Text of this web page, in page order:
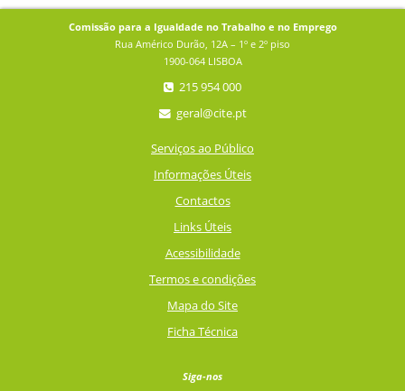
Comissão para a Igualdade no Trabalho e no Emprego
Rua Américo Durão, 12A – 1º e 2º piso
1900-064 LISBOA
215 954 000
geral@cite.pt
Serviços ao Público
Informações Úteis
Contactos
Links Úteis
Acessibilidade
Termos e condições
Mapa do Site
Ficha Técnica
Siga-nos